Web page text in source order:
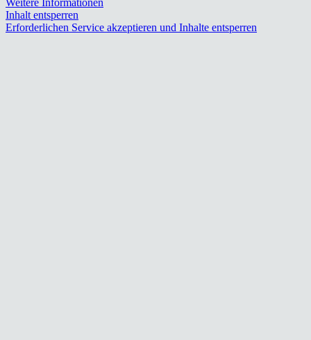
Inhalt entsperren
Erforderlichen Service akzeptieren und Inhalte entsperren